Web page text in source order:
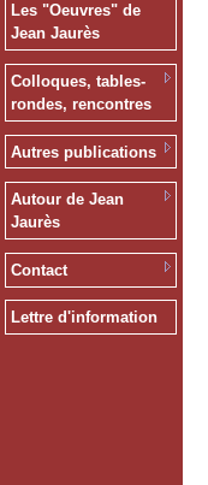
Les "Oeuvres" de
Jean Jaurès
Colloques, tables-
rondes, rencontres
Autres publications
Autour de Jean
Jaurès
Contact
Lettre d'information